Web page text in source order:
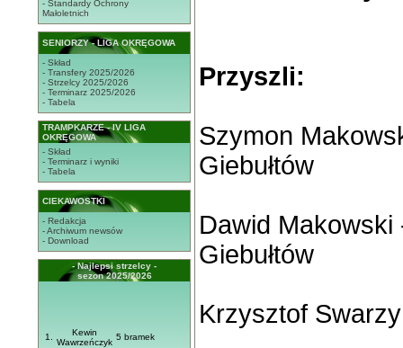
- Standardy Ochrony
Małoletnich
SENIORZY - LIGA OKRĘGOWA
- Skład
- Transfery 2025/2026
- Strzelcy 2025/2026
- Terminarz 2025/2026
- Tabela
TRAMPKARZE - IV LIGA
OKRĘGOWA
- Skład
- Terminarz i wyniki
- Tabela
CIEKAWOSTKI
- Redakcja
- Archiwum newsów
- Download
- Najlepsi strzelcy -
sezon 2025/2026
1.
Kewin
Wawrzeńczyk
5 bramek
Przyszli:
Szymon
Giebułtów
Dawid Makowski
Giebułtów
Krzysztof